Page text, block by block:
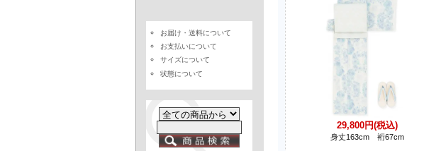
29,800円(税込)
身丈163cm 裄67cm
お届け・送料について
お支払いについて
サイズについて
状態について